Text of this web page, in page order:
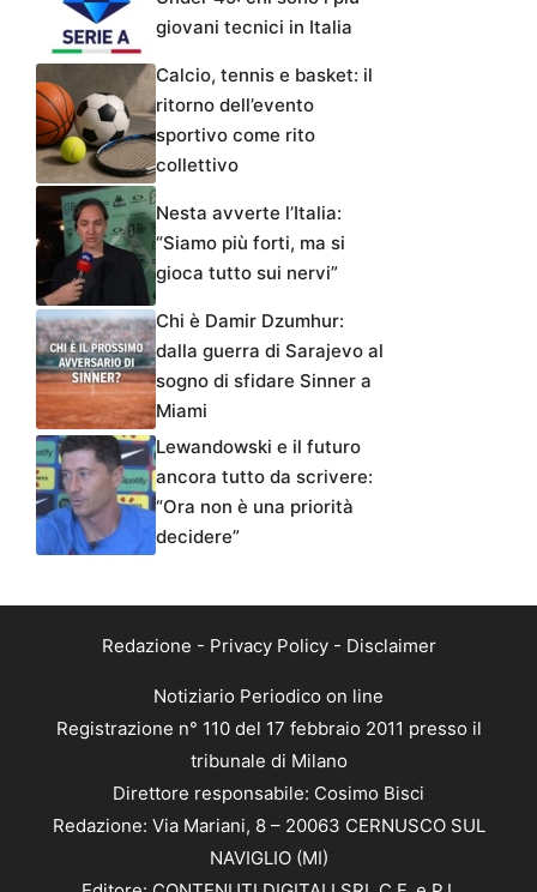
giovani tecnici in Italia
Calcio, tennis e basket: il
ritorno dell’evento
sportivo come rito
collettivo
Nesta avverte l’Italia:
“Siamo più forti, ma si
gioca tutto sui nervi”
Chi è Damir Dzumhur:
dalla guerra di Sarajevo al
sogno di sfidare Sinner a
Miami
Lewandowski e il futuro
ancora tutto da scrivere:
“Ora non è una priorità
decidere”
Redazione - Privacy Policy- Disclaimer
Notiziario Periodico on line
Registrazione n° 110 del 17 febbraio 2011 presso il
tribunale di Milano
Direttore responsabile: Cosimo Bisci
Redazione: Via Mariani, 8 – 20063 CERNUSCO SUL
NAVIGLIO (MI)